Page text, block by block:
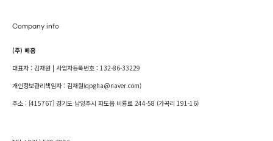
Company info
(주) 베홈
대표자 : 김재원 | 사업자등록번호 : 132-86-33229
개인정보관리책임자 : 김재원(qpgha@naver.com)
주소 : [415767] 경기도 남양주시 화도읍 비룡로 244-58 (가곡리 191-16)